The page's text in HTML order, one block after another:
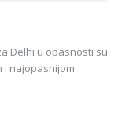
Delhi u opasnosti su
i najopasnijom